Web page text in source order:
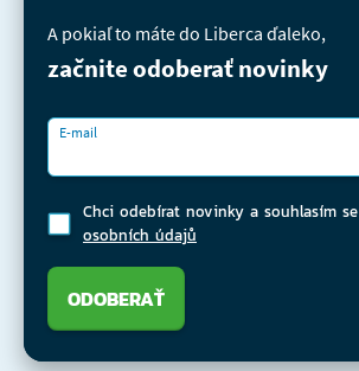
A pokiaľ to máte do Liberca ďaleko,
začnite odoberať novinky
E-mail
Chci odebírat novinky a souhlasím se
osobních údajů
ODOBERAŤ